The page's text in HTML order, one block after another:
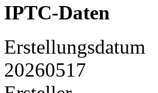
IPTC-Daten
Erstellungsdatum
20260517